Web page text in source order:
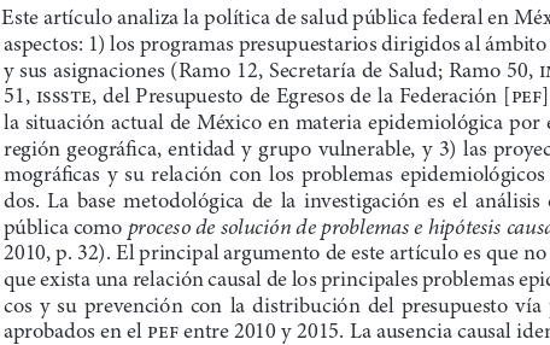
Este artículo analiza la política de salud pública federal en
aspectos: 1) los programas presupuestarios dirigidos al ámbito
y sus asignaciones (Ramo 12, Secretaría de Salud; Ramo 50,
51, issste, del Presupuesto de Egresos de la Federación [pef
la situación actual de México en materia epidemiológica por
región geográfica, entidad y grupo vulnerable, y 3) las
mográficas  y  su  relación  con  los  problemas
dos.  La  base  metodológica  de  la  investigación  es  el  análisis
pública como proceso de solución de problemas e hipótesis
2010, p. 32). El principal argumento de este artículo es que no
que exista una relación causal de los principales problemas
cos  y  su  prevención  con  la  distribución  del  presupuesto  vía
aprobados en el pef entre 2010 y 2015. La ausencia causal